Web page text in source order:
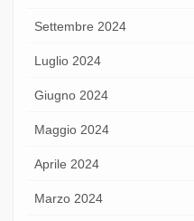
Settembre 2024
Luglio 2024
Giugno 2024
Maggio 2024
Aprile 2024
Marzo 2024